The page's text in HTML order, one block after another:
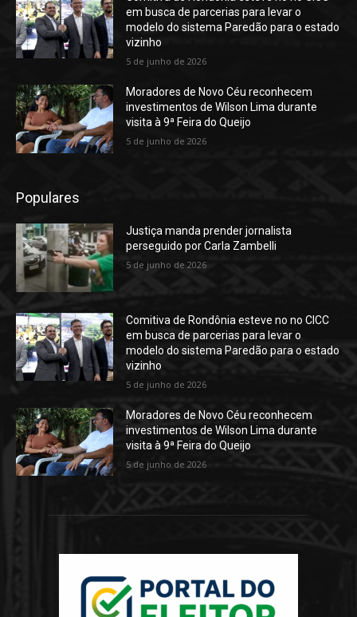
em busca de parcerias para levar o
modelo do sistema Paredão para o estado
vizinho
5 de junho de 2026
Moradores de Novo Céu reconhecem
investimentos de Wilson Lima durante
visita à 9ª Feira do Queijo
5 de junho de 2026
Populares
Justiça manda prender jornalista
perseguido por Carla Zambelli
5 de junho de 2026
Comitiva de Rondônia esteve no no CICC
em busca de parcerias para levar o
modelo do sistema Paredão para o estado
vizinho
5 de junho de 2026
Moradores de Novo Céu reconhecem
investimentos de Wilson Lima durante
visita à 9ª Feira do Queijo
5 de junho de 2026